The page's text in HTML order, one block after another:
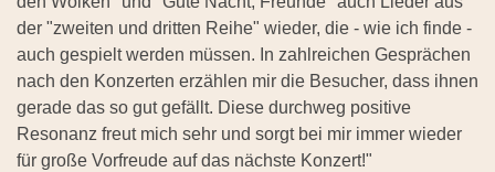
der "zweiten und dritten Reihe" wieder, die - wie ich finde -
auch gespielt werden müssen. In zahlreichen Gesprächen
nach den Konzerten erzählen mir die Besucher, dass ihnen
gerade das so gut gefällt. Diese durchweg positive
Resonanz freut mich sehr und sorgt bei mir immer wieder
für große Vorfreude auf das nächste Konzert!"